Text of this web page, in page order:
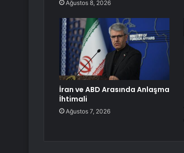
Ağustos 8, 2026
İran ve ABD Arasında Anlaşma
İhtimali
Ağustos 7, 2026